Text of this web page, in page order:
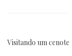
Visitando um cenote